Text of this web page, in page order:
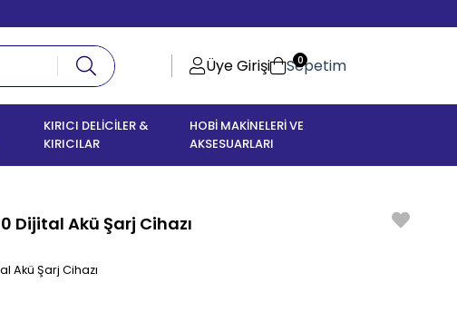
Üye Girişi Sepetim
0
KIRICI DELİCİLER &
KIRICILAR
HOBİ MAKİNELERİ VE
AKSESUARLARI
Dijital Akü Şarj Cihazı
Akü Şarj Cihazı